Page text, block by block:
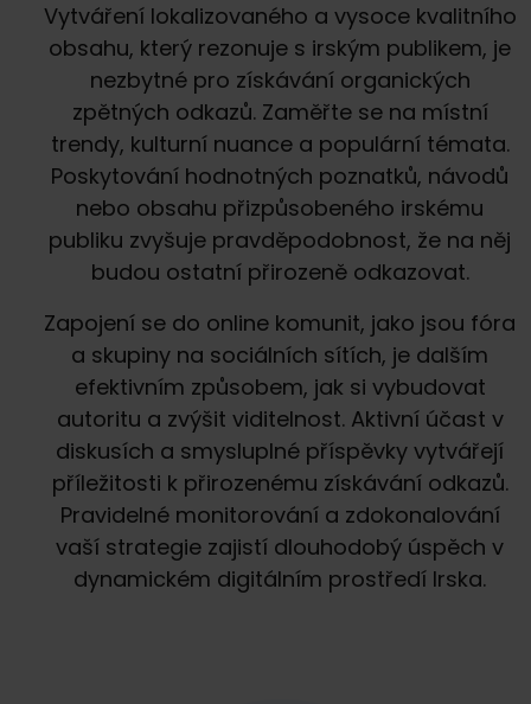
Vytváření lokalizovaného a vysoce kvalitního
obsahu, který rezonuje s irským publikem, je
nezbytné pro získávání organických
zpětných odkazů. Zaměřte se na místní
trendy, kulturní nuance a populární témata.
Poskytování hodnotných poznatků, návodů
nebo obsahu přizpůsobeného irskému
publiku zvyšuje pravděpodobnost, že na něj
budou ostatní přirozeně odkazovat.
Zapojení se do online komunit, jako jsou fóra
a skupiny na sociálních sítích, je dalším
efektivním způsobem, jak si vybudovat
autoritu a zvýšit viditelnost. Aktivní účast v
diskusích a smysluplné příspěvky vytvářejí
příležitosti k přirozenému získávání odkazů.
Pravidelné monitorování a zdokonalování
vaší strategie zajistí dlouhodobý úspěch v
dynamickém digitálním prostředí Irska.